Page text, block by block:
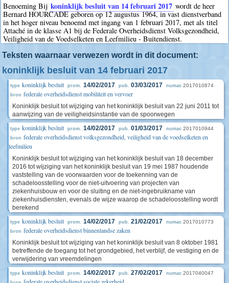
Benoeming Bij koninklijk besluit van 14 februari 2017 wordt de heer
Bernard HOURCADE geboren op 12 augustus 1964, in vast dienstverband
in het hoger niveau benoemd met ingang van 1 februari 2017, met als titel
Attaché in de klasse A1 bij de Federale Overheidsdienst Volksgezondheid,
Veiligheid van de Voedselketen en Leefmilieu - Buitendienst.
Teksten waarnaar verwezen wordt in dit document:
koninklijk besluit van 14 februari 2017
type koninklijk besluit prom. 14/02/2017 pub. 03/03/2017 numac 2017010874
bron federale overheidsdienst mobiliteit en vervoer
Koninklijk besluit tot wijziging van het koninklijk besluit van 22 juni 2011 tot
aanwijzing van de veiligheidsinstantie van de spoorwegen
type koninklijk besluit prom. 14/02/2017 pub. 01/03/2017 numac 2017010944
bron federale overheidsdienst volksgezondheid, veiligheid van de voedselketen en
leefmilieu
Koninklijk besluit tot wijziging van het koninklijk besluit van 18 december
2016 tot wijziging van het koninklijk besluit van 19 mei 1987 houdende
vaststelling van de voorwaarden voor de toekenning van de
schadeloosstelling voor de niet-uitvoering van projecten van
ziekenhuisbouw en voor de sluiting en de niet-ingebruikname van
ziekenhuisdiensten, evenals de wijze waarop de schadeloosstelling wordt
berekend
type koninklijk besluit prom. 14/02/2017 pub. 21/02/2017 numac 2017010773
bron federale overheidsdienst binnenlandse zaken
Koninklijk besluit tot wijziging van het koninklijk besluit van 8 oktober 1981
betreffende de toegang tot het grondgebied, het verblijf, de vestiging en de
verwijdering van vreemdelingen
type koninklijk besluit prom. 14/02/2017 pub. 27/02/2017 numac 2017040047
federale overheidsdienst sociale zekerheid